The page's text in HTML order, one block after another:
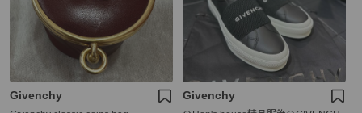
Givenchy Givenchy